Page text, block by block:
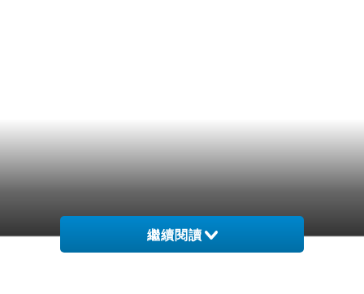
繼續閱讀